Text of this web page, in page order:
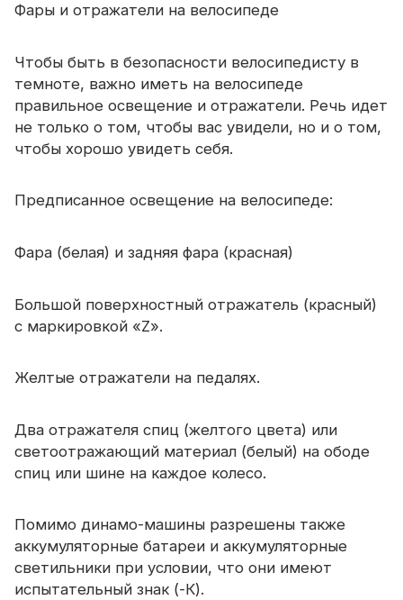
Фары и отражатели на велосипеде
Чтобы быть в безопасности велосипедисту в
темноте, важно иметь на велосипеде
правильное освещение и отражатели. Речь идет
не только о том, чтобы вас увидели, но и о том,
чтобы хорошо увидеть себя.
Предписанное освещение на велосипеде:
Фара (белая) и задняя фара (красная)
Большой поверхностный отражатель (красный)
с маркировкой «Z».
Желтые отражатели на педалях.
Два отражателя спиц (желтого цвета) или
светоотражающий материал (белый) на ободе
спиц или шине на каждое колесо.
Помимо динамо-машины разрешены также
аккумуляторные батареи и аккумуляторные
светильники при условии, что они имеют
испытательный знак (-К).